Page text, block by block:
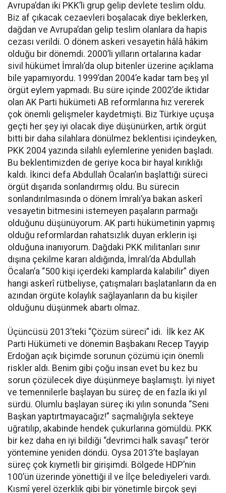
Avrupa’dan iki PKK’li grup gelip devlete teslim oldu.
Biz af çıkacak cezaevleri boşalacak diye beklerken,
dağdan ve Avrupa’dan gelip teslim olanlara da hapis
cezası verildi. O dönem askeri vesayetin hâlâ hâkim
olduğu bir dönemdi. 2000’li yılların ortalarına kadar
sivil hükümet İmralı’da olup bitenler üzerine açıklama
bile yapamıyordu. 1999’dan 2004’e kadar tam beş yıl
örgüt eylem yapmadı. Bu süre içinde 2002’de iktidar
olan AK Parti hükümeti AB reformlarına hız vererek
çok önemli gelişmeler kaydetmişti. Biz Türkiye uçuşa
geçti her şey iyi olacak diye düşünürken, artık örgüt
bitti bir daha silahlara dönülmez beklentisi içindeyken,
PKK 2004 yazında silahlı eylemlerine yeniden başladı.
Bu beklentimizden de geriye koca bir hayal kırıklığı
kaldı. İkinci defa Abdullah Öcalan’ın başlattığı süreci
örgüt dışarıda sonlandırmış oldu. Bu sürecin
sonlandırılmasında o dönem İmralı’ya bakan askerî
vesayetin bitmesini istemeyen paşaların parmağı
olduğunu düşünüyorum. AK parti hükümetinin yapmış
olduğu reformlardan rahatsızlık duyan erklerin işi
olduğuna inanıyorum. Dağdaki PKK militanları sınır
dışına çekilme kararı aldığında, İmralı’da Abdullah
Öcalan’a “500 kişi içerdeki kamplarda kalabilir” diyen
hangi askerî rütbeliyse, çatışmaları başlatanların da en
azından örgüte kolaylık sağlayanların da bu kişiler
olduğunu düşünmek abartı olmaz.
Üçüncüsü 2013’teki “Çözüm süreci” idi. İlk kez AK
Parti Hükümeti ve dönemin Başbakanı Recep Tayyip
Erdoğan açık biçimde sorunun çözümü için önemli
riskler aldı. Benim gibi çoğu insan evet bu kez bu
sorun çözülecek diye düşünmeye başlamıştı. İyi niyet
ve temennilerle başlayan bu süreç de en fazla iki yıl
sürdü. Olumlu başlayan süreç iki yılın sonunda “Seni
Başkan yaptırtmayacağız!” saçmalığıyla sekteye
uğratılıp, akabinde hendek çukurlarına gömüldü. PKK
bir kez daha en iyi bildiği “devrimci halk savaşı” terör
yöntemine yeniden döndü. Oysa 2013’te başlayan
süreç çok kıymetli bir girişimdi. Bölgede HDP’nin
100’ün üzerinde yönettiği il ve İlçe belediyeleri vardı.
Kısmî yerel özerklik gibi bir yönetimle birçok şeyi